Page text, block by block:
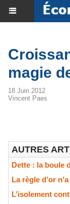
magie
18 Juin 2012
Vincent Paes
AUTRES
Dette : la boule
La règle d’or
L’isolement